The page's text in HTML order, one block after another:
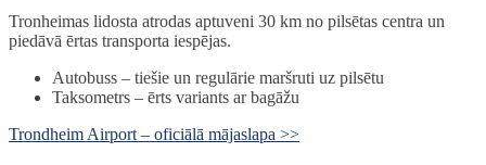
Tronheimas lidosta atrodas aptuveni 30 km no pilsētas centra un
piedāvā ērtas transporta iespējas.
Autobuss – tiešie un regulārie maršruti uz pilsētu
Taksometrs – ērts variants ar bagāžu
Trondheim Airport – oficiālā mājaslapa >>